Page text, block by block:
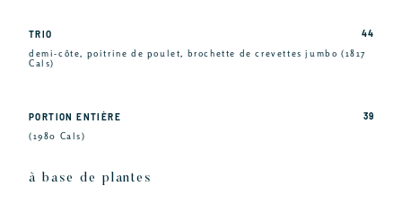
TRIO
demi-côte, poitrine de poulet, brochette de crevettes jumbo (1817
Cals)
44
PORTION ENTIÈRE
(1980 Cals)
39
à base de plantes